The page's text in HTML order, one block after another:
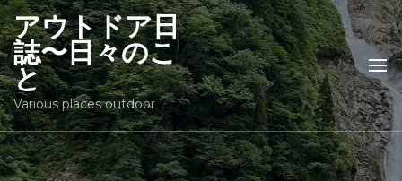
アウトドア日
誌〜日々のこ
と
Various places outdoor